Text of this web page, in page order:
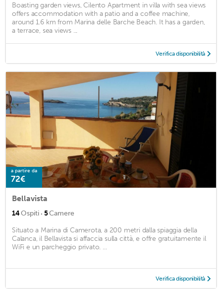
Boasting garden views, Cilento Apartment in villa with sea views
offers accommodation with a patio and a coffee machine,
around 1.6 km from Marina delle Barche Beach. It has a garden,
a terrace, sea views ...
Verifica disponibilità
a partire da
72€
Bellavista
14Ospiti · 5Camere
Situato a Marina di Camerota, a 200 metri dalla spiaggia della
Calanca, il Bellavista si affaccia sulla città, e offre gratuitamente il
WiFi e un parcheggio privato. ...
Verifica disponibilità